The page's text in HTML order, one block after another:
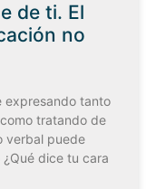
de ti. El
no
expresando tanto
tratando de
verbal puede
dice tu cara